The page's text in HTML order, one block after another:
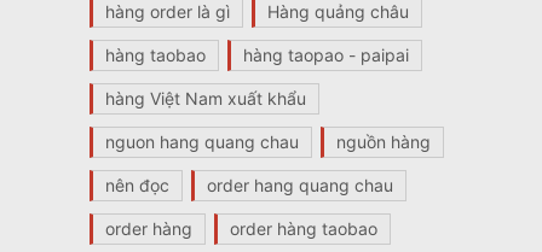
hàng order là gì Hàng quảng châu
hàng taobao hàng taopao - paipai
hàng Việt Nam xuất khẩu
nguon hang quang chau nguồn hàng
nên đọc order hang quang chau
order hàng order hàng taobao